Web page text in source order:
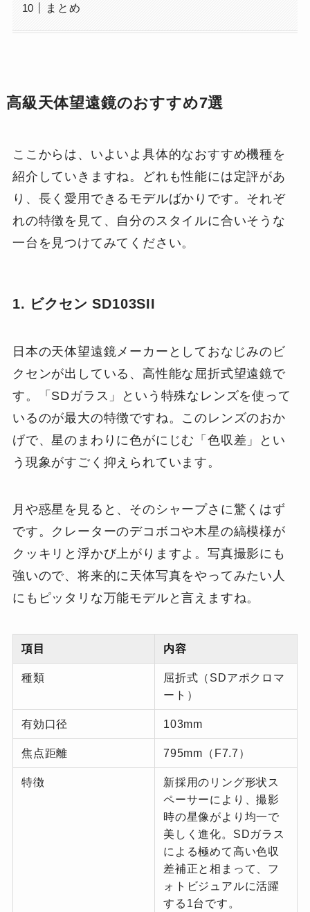
まとめ
高級天体望遠鏡のおすすめ7選
ここからは、いよいよ具体的なおすすめ機種を
紹介していきますね。どれも性能には定評があ
り、長く愛用できるモデルばかりです。それぞ
れの特徴を見て、自分のスタイルに合いそうな
一台を見つけてみてください。
1. ビクセン SD103SII
日本の天体望遠鏡メーカーとしておなじみのビ
クセンが出している、高性能な屈折式望遠鏡で
す。「SDガラス」という特殊なレンズを使って
いるのが最大の特徴ですね。このレンズのおか
げで、星のまわりに色がにじむ「色収差」とい
う現象がすごく抑えられています。
月や惑星を見ると、そのシャープさに驚くはず
です。クレーターのデコボコや木星の縞模様が
クッキリと浮かび上がりますよ。写真撮影にも
強いので、将来的に天体写真をやってみたい人
にもピッタリな万能モデルと言えますね。
項目 内容
種類
屈折式（SDアポクロマ
ート）
有効口径 103mm
焦点距離 795mm（F7.7）
特徴
新採用のリング形状ス
ペーサーにより、撮影
時の星像がより均一で
美しく進化。SDガラス
による極めて高い色収
差補正と相まって、フ
ォトビジュアルに活躍
する1台です。